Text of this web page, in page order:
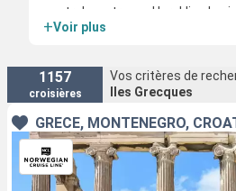
Ports
centrale se trouve Heraklion la
Heraklion est une ville très
archéologique est le second de
Réthymnon comprend un port
une jolie forteresse Vénitienne
nombreux spectacles courant la
était jadis destiné à protéger la
attaques des pirates. Chania est
+Voir plus
1157
croisières
Vos critères de
Iles Grecques
GRÈCE, MONTÉNÉGRO,